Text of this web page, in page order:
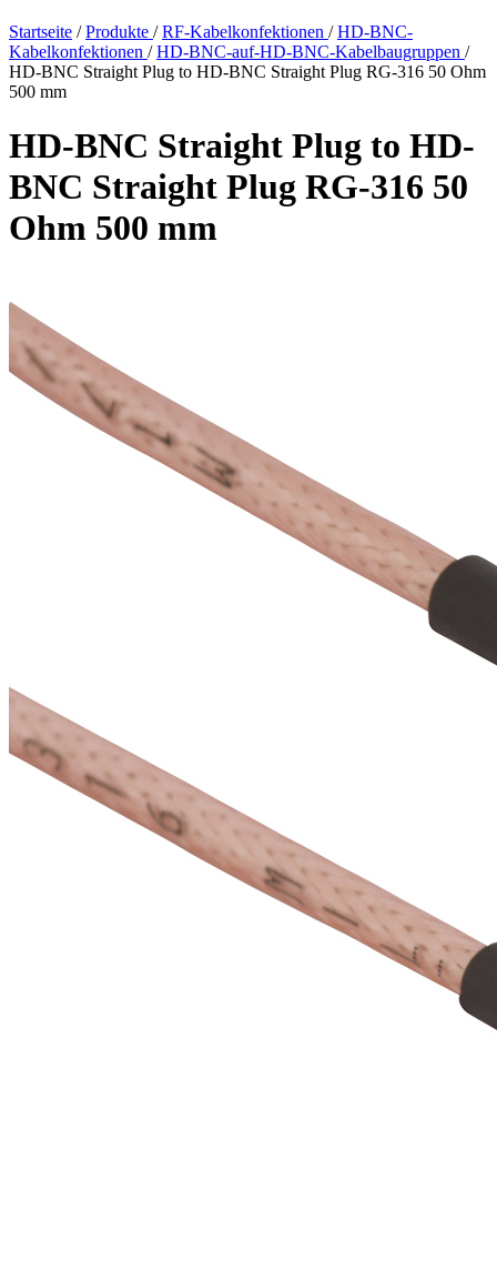
Startseite / Produkte / RF-Kabelkonfektionen / HD-BNC-
Kabelkonfektionen / HD-BNC-auf-HD-BNC-Kabelbaugruppen /
HD-BNC Straight Plug to HD-BNC Straight Plug RG-316 50 Ohm
500 mm
HD-BNC Straight Plug to HD-
BNC Straight Plug RG-316 50
Ohm 500 mm